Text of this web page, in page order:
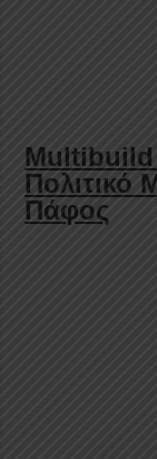
Multibuild
Πολιτικό
Πάφος